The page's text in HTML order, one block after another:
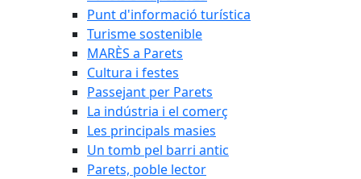
Punt d'informació turística
Turisme sostenible
MARÈS a Parets
Cultura i festes
Passejant per Parets
La indústria i el comerç
Les principals masies
Un tomb pel barri antic
Parets, poble lector